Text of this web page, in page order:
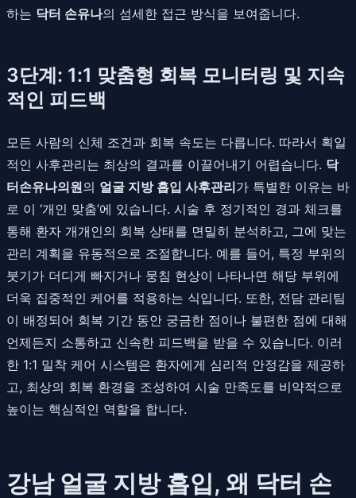
하는 닥터 손유나의 섬세한 접근 방식을 보여줍니다.
3단계: 1:1 맞춤형 회복 모니터링 및 지속
적인 피드백
모든 사람의 신체 조건과 회복 속도는 다릅니다. 따라서 획일
적인 사후관리는 최상의 결과를 이끌어내기 어렵습니다. 닥
터손유나의원의 얼굴 지방 흡입 사후관리가 특별한 이유는 바
로 이 ‘개인 맞춤’에 있습니다. 시술 후 정기적인 경과 체크를
통해 환자 개개인의 회복 상태를 면밀히 분석하고, 그에 맞는
관리 계획을 유동적으로 조절합니다. 예를 들어, 특정 부위의
붓기가 더디게 빠지거나 뭉침 현상이 나타나면 해당 부위에
더욱 집중적인 케어를 적용하는 식입니다. 또한, 전담 관리팀
이 배정되어 회복 기간 동안 궁금한 점이나 불편한 점에 대해
언제든지 소통하고 신속한 피드백을 받을 수 있습니다. 이러
한 1:1 밀착 케어 시스템은 환자에게 심리적 안정감을 제공하
고, 최상의 회복 환경을 조성하여 시술 만족도를 비약적으로
높이는 핵심적인 역할을 합니다.
강남 얼굴 지방 흡입, 왜 닥터 손